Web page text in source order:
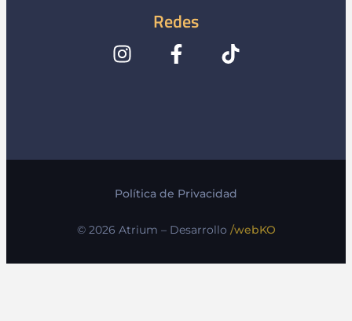
Redes
Política de Privacidad
© 2026 Atrium – Desarrollo /webKO